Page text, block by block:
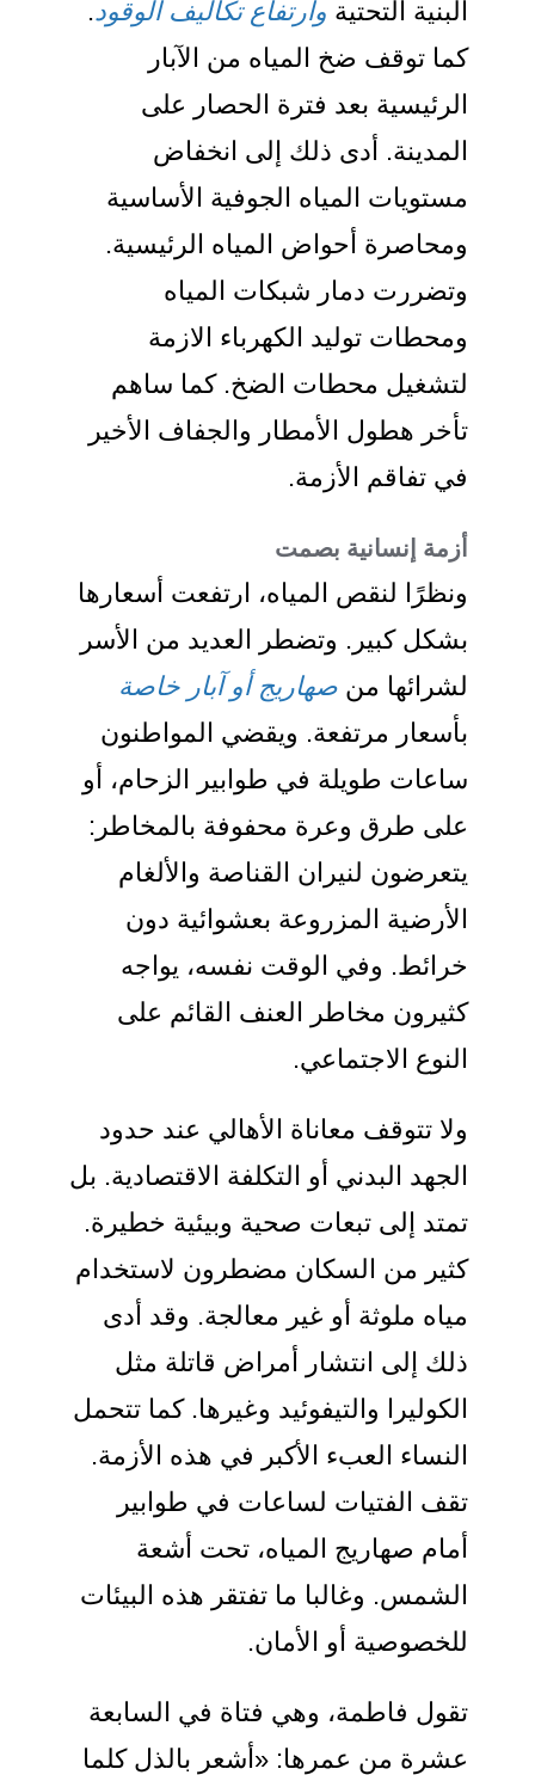
البنية التحتية وارتفاع تكاليف الوقود.
كما توقف ضخ المياه من الآبار
الرئيسية بعد فترة الحصار على
المدينة. أدى ذلك إلى انخفاض
مستويات المياه الجوفية الأساسية
ومحاصرة أحواض المياه الرئيسية.
وتضررت دمار شبكات المياه
ومحطات توليد الكهرباء الازمة
لتشغيل محطات الضخ. كما ساهم
تأخر هطول الأمطار والجفاف الأخير
في تفاقم الأزمة.
أزمة إنسانية بصمت
ونظرًا لنقص المياه، ارتفعت أسعارها
بشكل كبير. وتضطر العديد من الأسر
لشرائها من صهاريج أو آبار خاصة
بأسعار مرتفعة. ويقضي المواطنون
ساعات طويلة في طوابير الزحام، أو
على طرق وعرة محفوفة بالمخاطر:
يتعرضون لنيران القناصة والألغام
الأرضية المزروعة بعشوائية دون
خرائط. وفي الوقت نفسه، يواجه
كثيرون مخاطر العنف القائم على
النوع الاجتماعي.
ولا تتوقف معاناة الأهالي عند حدود
الجهد البدني أو التكلفة الاقتصادية. بل
تمتد إلى تبعات صحية وبيئية خطيرة.
كثير من السكان مضطرون لاستخدام
مياه ملوثة أو غير معالجة. وقد أدى
ذلك إلى انتشار أمراض قاتلة مثل
الكوليرا والتيفوئيد وغيرها. كما تتحمل
النساء العبء الأكبر في هذه الأزمة.
تقف الفتيات لساعات في طوابير
أمام صهاريج المياه، تحت أشعة
الشمس. وغالبا ما تفتقر هذه البيئات
للخصوصية أو الأمان.
تقول فاطمة، وهي فتاة في السابعة
عشرة من عمرها: «أشعر بالذل كلما